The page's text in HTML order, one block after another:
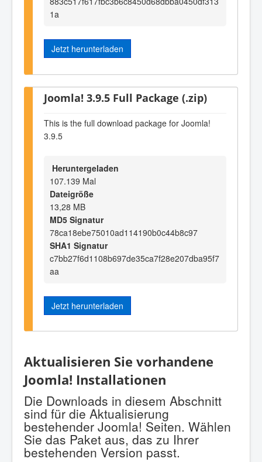
1a
Jetzt herunterladen
Joomla! 3.9.5 Full Package (.zip)
This is the full download package for Joomla!
3.9.5
Heruntergeladen
107.139 Mal
Dateigröße
13,28 MB
MD5 Signatur
78ca18ebe75010ad114190b0c44b8c97
SHA1 Signatur
c7bb27f6d1108b697de35ca7f28e207dba95f7
aa
Jetzt herunterladen
Aktualisieren Sie vorhandene
Joomla! Installationen
Die Downloads in diesem Abschnitt
sind für die Aktualisierung
bestehender Joomla! Seiten. Wählen
Sie das Paket aus, das zu Ihrer
bestehenden Version passt.